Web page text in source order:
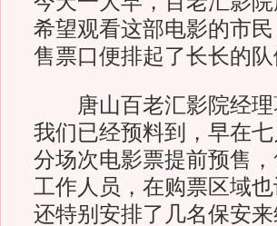
希望观看这部电影的市
售票口便排起了长长的队
唐山百老汇影院经理
我们已经预料到，早在
分场次电影票提前预售
工作人员，在购票区域
还特别安排了几名保安